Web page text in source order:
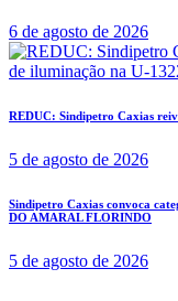
6 de agosto de 2026
REDUC: Sindipetro Caxias
5 de agosto de 2026
Sindipetro Caxias convoca
DO AMARAL FLORINDO
5 de agosto de 2026